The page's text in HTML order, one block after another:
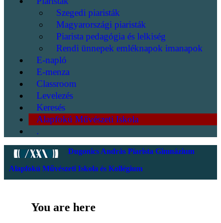
Szegedi piaristák
Magyarországi piaristák
Piarista pedagógia és lelkiség
Rendi ünnepek emléknapok imanapok
E-napló
E-menza
Classroom
Levelezés
Keresés
Alapfokú Művészeti Iskola
.
Dugonics András Piarista Gimnázium
Alapfokú Művészeti Iskola és Kollégium
You are here